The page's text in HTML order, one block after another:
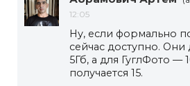
12:05
Ну, если формально
сейчас доступно. Они
5Гб, а для ГуглФото —
получается 15.